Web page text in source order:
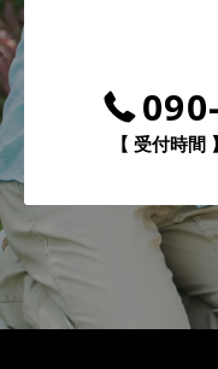
【 受付時間